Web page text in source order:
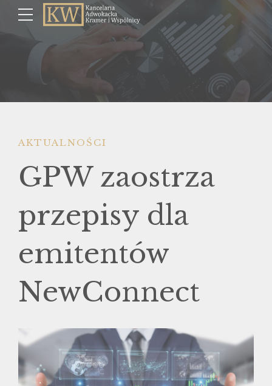
AKTUALNOŚCI
GPW zaostrza
przepisy dla
emitentów
NewConnect